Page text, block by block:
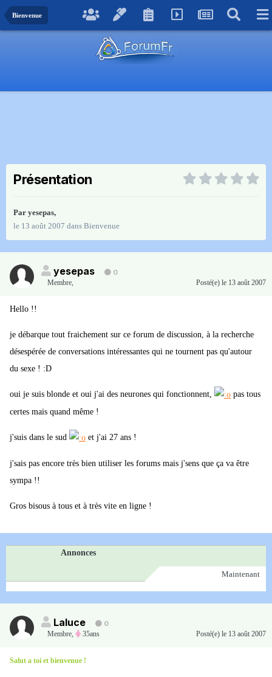
Bienvenue
Présentation
Par yesepas,
le 13 août 2007 dans Bienvenue
yesepas
0
Membre, Posté(e) le 13 août 2007
Hello !!
je débarque tout fraichement sur ce forum de discussion, à la recherche
désespérée de conversations intéressantes qui ne tournent pas qu'autour
du sexe ! :D
oui je suis blonde et oui j'ai des neurones qui fonctionnent,
pas tous
certes mais quand même !
j'suis dans le sud et j'ai 27 ans !
j'sais pas encore très bien utiliser les forums mais j'sens que ça va être
sympa !!
Gros bisous à tous et à très vite en ligne !
Annonces
Maintenant
Laluce
0
Membre, 35ans Posté(e) le 13 août 2007
Salut a toi et bienvenue !